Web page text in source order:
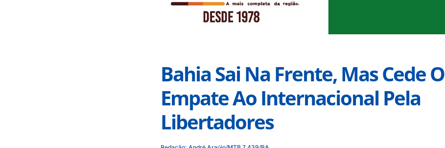
Bahia Sai Na Frente, Mas Cede O
Empate Ao Internacional Pela
Libertadores